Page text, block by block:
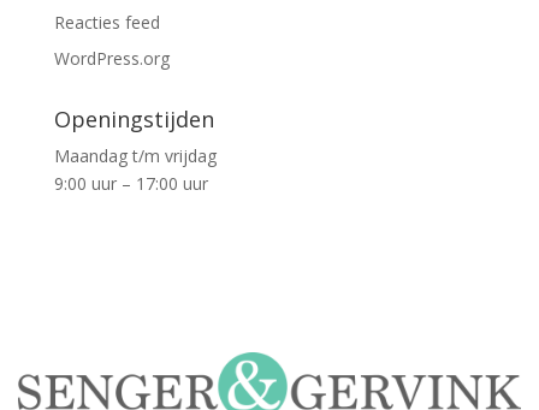
Reacties feed
WordPress.org
Openingstijden
Maandag t/m vrijdag
9:00 uur – 17:00 uur